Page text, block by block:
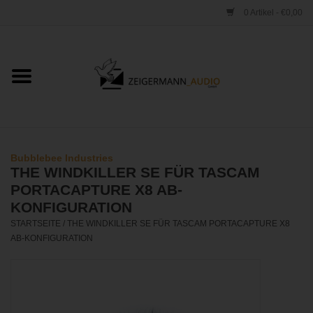
0 Artikel - €0,00
Startseite
VERTRIEB
WERKSTATT
Bubblebee Industries
THE WINDKILLER SE FÜR TASCAM
PORTACAPTURE X8 AB-
KONFIGURATION
STARTSEITE /THE WINDKILLER SE FÜR TASCAM PORTACAPTURE X8
AB-KONFIGURATION